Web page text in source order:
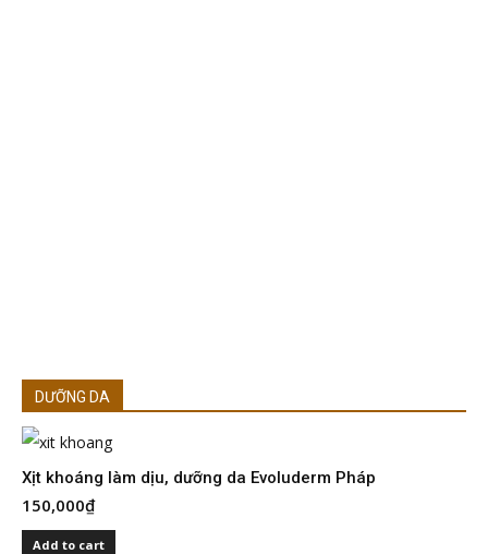
DƯỠNG DA
Xịt khoáng làm dịu, dưỡng da Evoluderm Pháp
150,000₫
Add to cart